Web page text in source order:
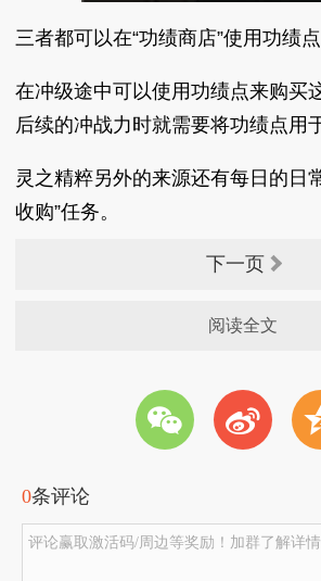
三者都可以在“功绩商店”使用功绩点
在冲级途中可以使用功绩点来购买
后续的冲战力时就需要将功绩点用
灵之精粹另外的来源还有每日的日
收购”任务。
下一页
阅读全文
w t
0条评论
评论赢取激活码/周边等奖励！加群了解详情